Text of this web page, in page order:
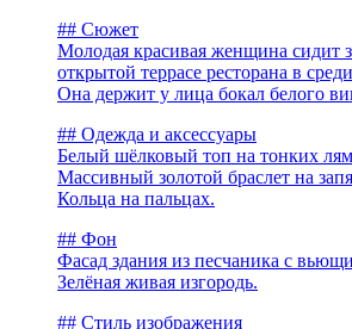
## Сюжет
Молодая красивая женщина сидит
открытой террасе ресторана в
Она держит у лица бокал белого
## Одежда и аксессуары
Белый шёлковый топ на тонких
Массивный золотой браслет на
Кольца на пальцах.
## Фон
Фасад здания из песчаника с
Зелёная живая изгородь.
## Стиль изображения